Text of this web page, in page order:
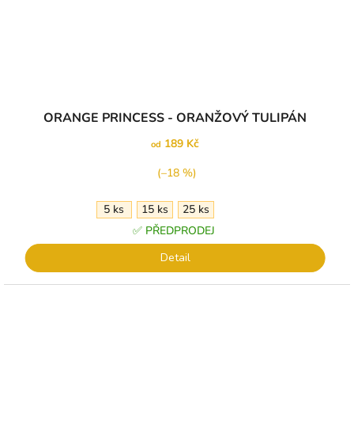
ORANGE PRINCESS - ORANŽOVÝ TULIPÁN
od 189 Kč
(–18 %)
5 ks 15 ks
25 ks
✅ PŘEDPRODEJ
Detail